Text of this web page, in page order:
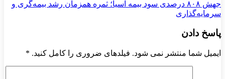
جهش ۸۰۸ درصدی سود بیمه آسیا؛ ثمره همزمان رشد بیمه‌گری و
سرمایه‌گذاری
پاسخ دادن
ایمیل شما منتشر نمی شود. فیلدهای ضروری را کامل کنید. *